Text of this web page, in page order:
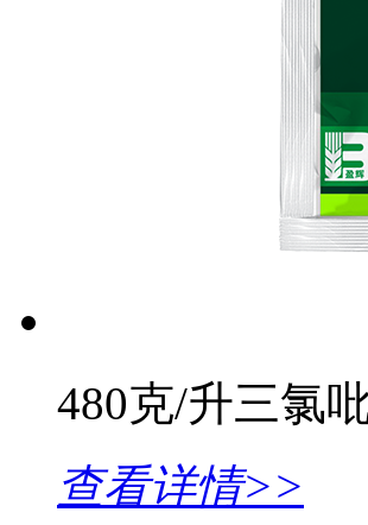
480克/升三氯
查看详情>>